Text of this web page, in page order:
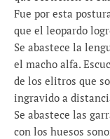
Fue por esta
que el leopardo
Se abastece la
el macho alfa.
de los elitros que
ingravido a
Se abastece las
con los huesos